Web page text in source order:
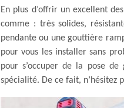
En plus d’offrir un excellent
comme : très solides,
pendante ou une gouttière
pour vous les installer sans
pour s’occuper de la pose
spécialité. De ce fait, n’hésitez